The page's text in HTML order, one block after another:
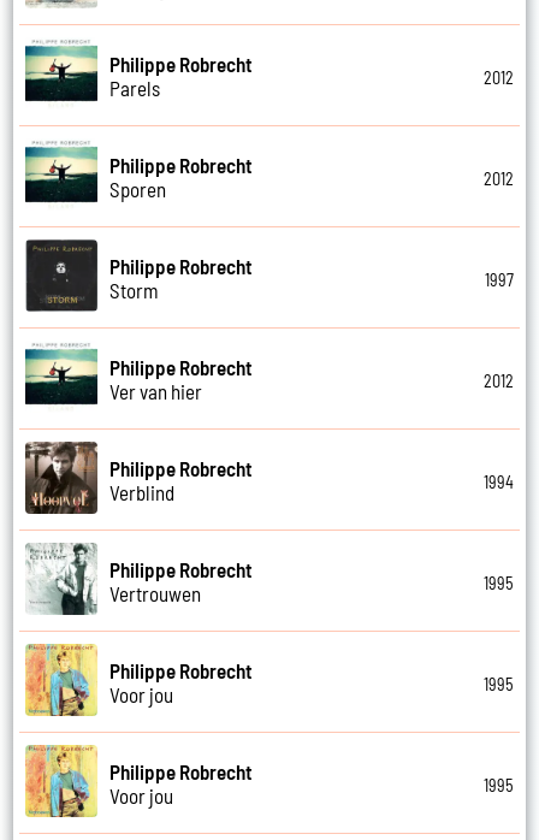
Philippe Robrecht
Parels
2012
Philippe Robrecht
Sporen
2012
Philippe Robrecht
Storm
1997
Philippe Robrecht
Ver van hier
2012
Philippe Robrecht
Verblind
1994
Philippe Robrecht
Vertrouwen
1995
Philippe Robrecht
Voor jou
1995
Philippe Robrecht
Voor jou
1995